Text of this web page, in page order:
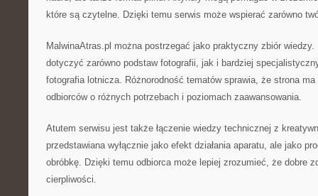
które są czytelne. Dzięki temu serwis może wspierać zarówno
MalwinaAtras.pl można postrzegać jako praktyczny zbiór
dotyczyć zarówno podstaw fotografii, jak i bardziej
fotografia lotnicza. Różnorodność tematów sprawia, że strona ma
odbiorców o różnych potrzebach i poziomach zaawansowania.
Atutem serwisu jest także łączenie wiedzy technicznej z
przedstawiana wyłącznie jako efekt działania aparatu, ale jako
obróbkę. Dzięki temu odbiorca może lepiej zrozumieć, że dobre
cierpliwości.